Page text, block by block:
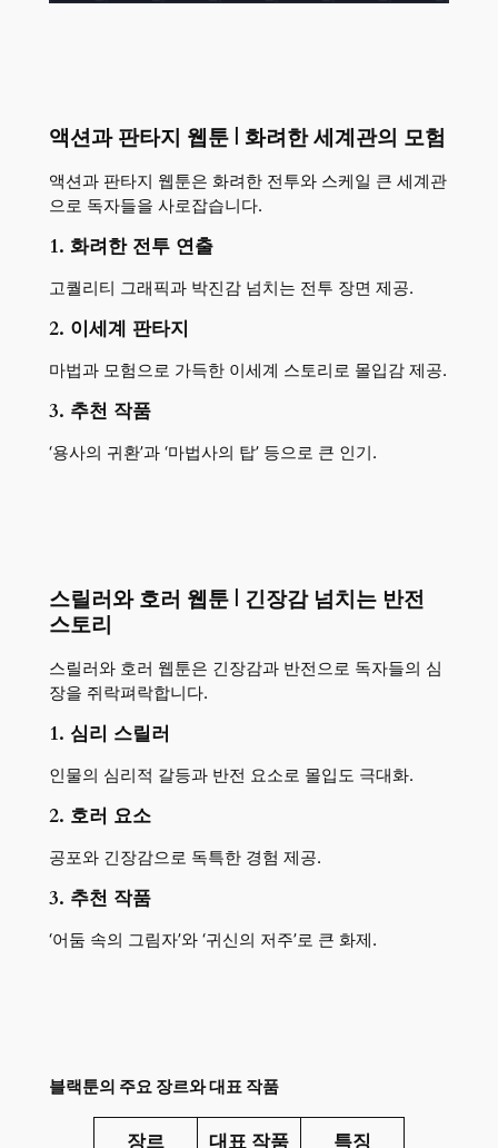
액션과 판타지 웹툰 | 화려한 세계관의 모험
액션과 판타지 웹툰은 화려한 전투와 스케일 큰 세계관
으로 독자들을 사로잡습니다.
1. 화려한 전투 연출
고퀄리티 그래픽과 박진감 넘치는 전투 장면 제공.
2. 이세계 판타지
마법과 모험으로 가득한 이세계 스토리로 몰입감 제공.
3. 추천 작품
‘용사의 귀환’과 ‘마법사의 탑’ 등으로 큰 인기.
스릴러와 호러 웹툰 | 긴장감 넘치는 반전
스토리
스릴러와 호러 웹툰은 긴장감과 반전으로 독자들의 심
장을 쥐락펴락합니다.
1. 심리 스릴러
인물의 심리적 갈등과 반전 요소로 몰입도 극대화.
2. 호러 요소
공포와 긴장감으로 독특한 경험 제공.
3. 추천 작품
‘어둠 속의 그림자’와 ‘귀신의 저주’로 큰 화제.
블랙툰의 주요 장르와 대표 작품
장르 대표 작품 특징